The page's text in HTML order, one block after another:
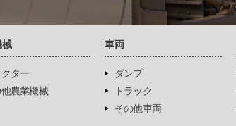
クター
農業機械
車両
ダンプ
トラック
その他車両